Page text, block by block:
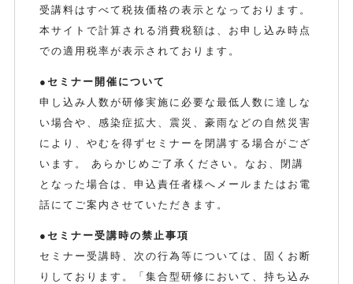
受講料はすべて税抜価格の表示となっております。
本サイトで計算される消費税額は、お申し込み時点
での適用税率が表示されております。
●セミナー開催について
申し込み人数が研修実施に必要な最低人数に達しな
い場合や、感染症拡大、震災、豪雨などの自然災害
により、やむを得ずセミナーを閉講する場合がござ
います。 あらかじめご了承ください。なお、閉講
となった場合は、申込責任者様へメールまたはお電
話にてご案内させていただきます。
●セミナー受講時の禁止事項
セミナー受講時、次の行為等については、固くお断
りしております。「集合型研修において、持ち込み